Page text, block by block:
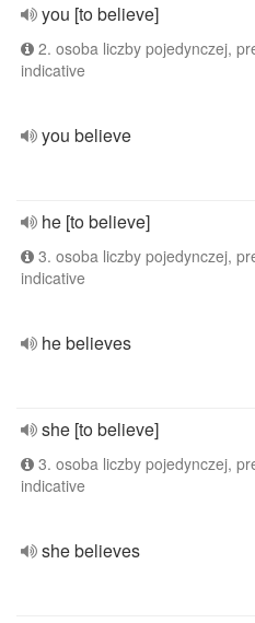
you [to believe]
2. osoba liczby pojedynczej,
indicative
you believe
he [to believe]
3. osoba liczby pojedynczej,
indicative
he believes
she [to believe]
3. osoba liczby pojedynczej,
indicative
she believes